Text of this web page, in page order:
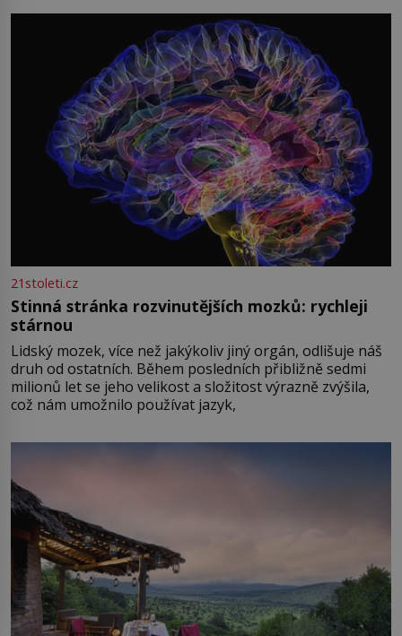
přízračná scéna znamená? Je jaro roku 1945, druhá
světová válka se chýlí ke konci. Jezero Stolpsee
21stoleti.cz
Stinná stránka rozvinutějších mozků: rychleji
stárnou
Lidský mozek, více než jakýkoliv jiný orgán, odlišuje náš
druh od ostatních. Během posledních přibližně sedmi
milionů let se jeho velikost a složitost výrazně zvýšila,
což nám umožnilo používat jazyk,